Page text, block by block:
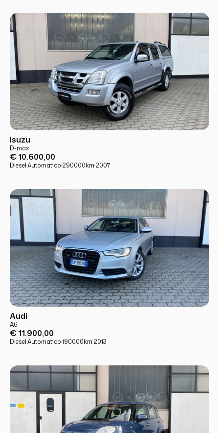
Isuzu
D-max
€ 10.600,00
Diesel·Automatico·290000km·2007
USATO
Audi
A6
€ 11.900,00
Diesel·Automatico·190000km·2013